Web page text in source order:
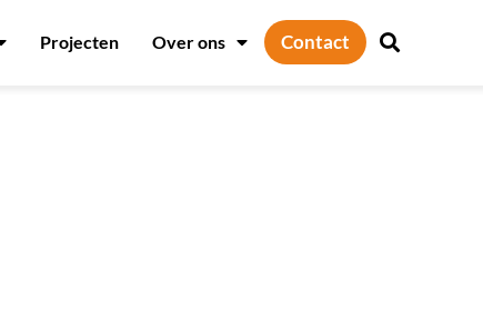
Projecten Over ons Contact